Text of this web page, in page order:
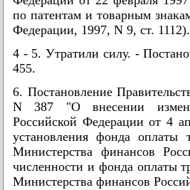
по патентам и товарным
Федерации, 1997, N 9, ст. 1112).
4 - 5. Утратили силу. -
455.
6. Постановление
N 387 "О внесении
Российской Федерации от 4
установления фонда оплаты
Министерства финансов
численности и фонда оплаты
Министерства финансов